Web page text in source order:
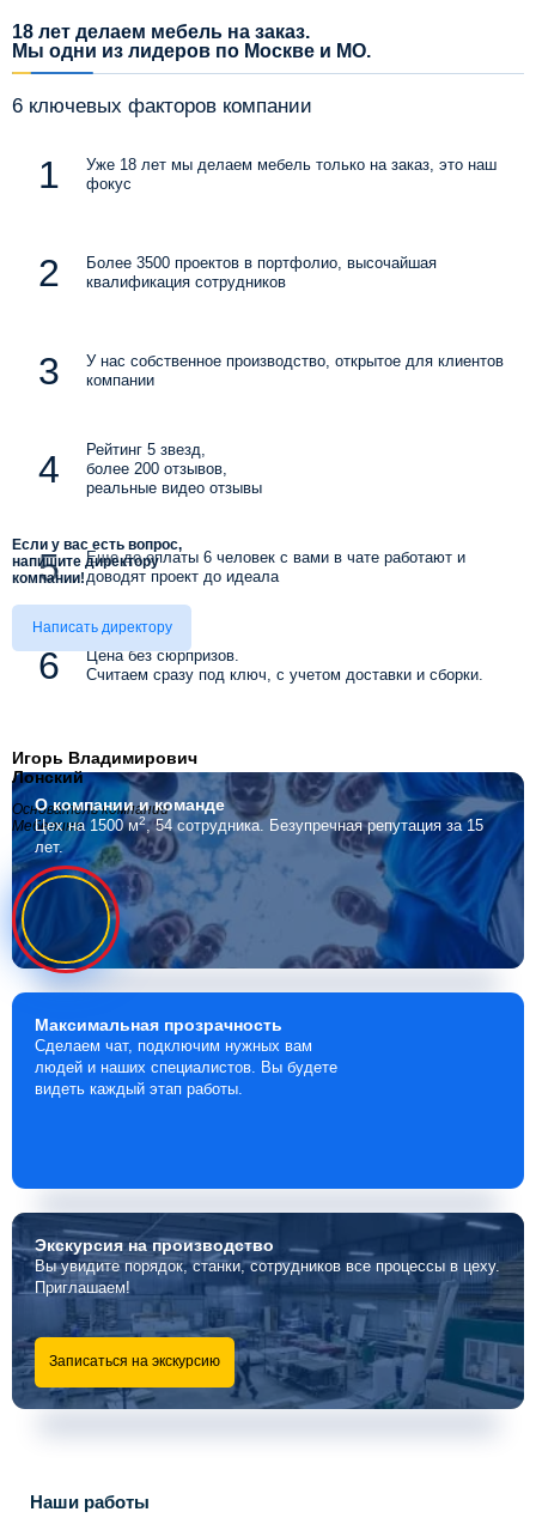
18 лет делаем мебель на заказ.
Мы одни из лидеров по Москве и МО.
6 ключевых факторов компании
Уже 18 лет мы делаем мебель только на заказ, это наш
фокус
Более 3500 проектов в портфолио, высочайшая
квалификация сотрудников
У нас собственное производство, открытое для клиентов
компании
Рейтинг 5 звезд,
более 200 отзывов,
реальные видео отзывы
Еще до оплаты 6 человек с вами в чате работают и
доводят проект до идеала
Цена без сюрпризов.
Считаем сразу под ключ, с учетом доставки и сборки.
Если у вас есть вопрос,
напишите директору
компании!
Написать директору
Игорь Владимирович
Лонский
Основатель компании
Мебелино
О компаниии команде
Цех на 1500 м2, 54 сотрудника. Безупречная репутация за 15
лет.
Максимальная прозрачность
Сделаем чат, подключим нужных вам
людей и наших специалистов. Вы будете
видеть каждый этап работы.
Экскурсияна производство
Вы увидите порядок, станки, сотрудников все процессы в цеху.
Приглашаем!
Записаться на экскурсию
Наши работы